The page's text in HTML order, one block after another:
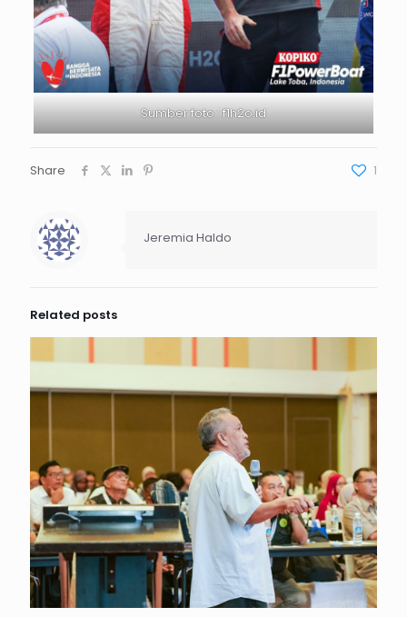
Sumber foto : f1h2o.id
Share 1
Jeremia Haldo
Related posts